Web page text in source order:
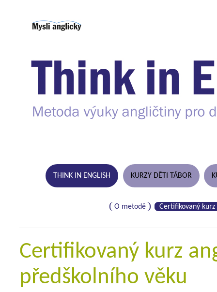
THINK IN ENGLISH KURZY DĚTI TÁBOR
O metodě Certifikovaný kurz
Certifikovaný kurz
předškolního věku